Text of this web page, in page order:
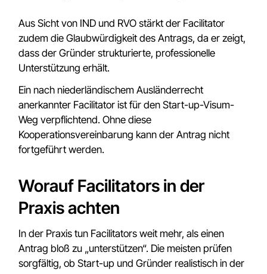
Aus Sicht von IND und RVO stärkt der Facilitator
zudem die Glaubwürdigkeit des Antrags, da er zeigt,
dass der Gründer strukturierte, professionelle
Unterstützung erhält.
Ein nach niederländischem Ausländerrecht
anerkannter Facilitator ist für den Start-up-Visum-
Weg verpflichtend. Ohne diese
Kooperationsvereinbarung kann der Antrag nicht
fortgeführt werden.
Worauf Facilitators in der
Praxis achten
In der Praxis tun Facilitators weit mehr, als einen
Antrag bloß zu „unterstützen“. Die meisten prüfen
sorgfältig, ob Start-up und Gründer realistisch in der